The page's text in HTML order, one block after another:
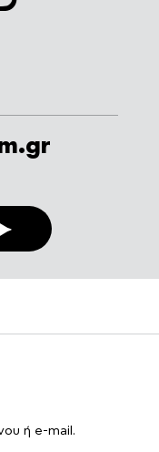
ή e-mail.